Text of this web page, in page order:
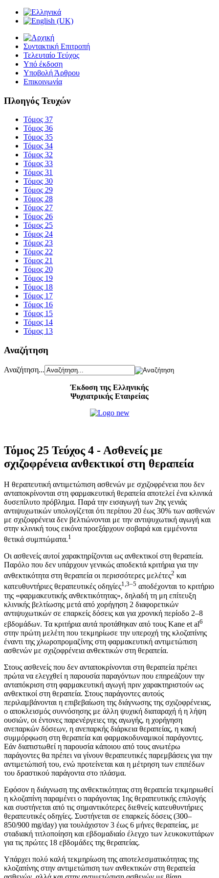
Συντακτική Επιτροπή
Τελευταίο Τεύχος
Υπό έκδοση
Υποβολή Άρθρου
Επικοινωνία
Πλοηγός Τευχών
Τόμος 37
Τόμος 36
Τόμος 35
Τόμος 34
Τόμος 32
Τόμος 33
Τόμος 31
Τόμος 30
Τόμος 29
Τόμος 28
Τόμος 27
Τόμος 26
Τόμος 25
Τόμος 24
Τόμος 23
Τόμος 22
Τόμος 21
Τόμος 20
Τόμος 19
Τόμος 18
Τόμος 17
Τόμος 16
Τόμος 15
Τόμος 14
Τόμος 13
Αναζήτηση
Αναζήτηση...
Έκδοση της Ελληνικής
Ψυχιατρικής Εταιρείας
Τόμος 25 Τεύχος 4 - Ασθενείς με
σχιζοφρένεια ανθεκτικοί στη θεραπεία
Η θεραπευτική αντιμετώπιση ασθενών με σχιζοφρένεια που δεν
ανταποκρίνονται στη φαρμακευτική θεραπεία αποτελεί ένα κλινικά
δυσεπίλυτο πρόβλημα. Παρά την εισαγωγή των 2ης γενιάς
αντιψυχωτικών υπολογίζεται ότι περίπου 20 έως 30% των ασθενών
με σχιζοφρένεια δεν βελτιώνονται με την αντιψυχωτική αγωγή και
στην κλινική τους εικόνα προεξάρχουν σοβαρά και εμμένοντα
θετικά συμπτώματα.1
Οι ασθενείς αυτοί χαρακτηρίζονται ως ανθεκτικοί στη θεραπεία.
Παρόλο που δεν υπάρχουν γενικώς αποδεκτά κριτήρια για την
ανθεκτικότητα στη θεραπεία οι περισσότερες μελέτες2 και
κατευθυντήριες θεραπευτικές οδηγίες1,3–5 αποδέχονται το κριτήριο
της «φαρμακευτικής ανθεκτικότητας», δηλαδή τη μη επίτευξη
κλινικής βελτίωσης μετά από χορήγηση 2 διαφορετικών
αντιψυχωτικών σε επαρκείς δόσεις και για χρονική περίοδο 2–8
εβδομάδων. Τα κριτήρια αυτά προτάθηκαν από τους Kane et al6
στην πρώτη μελέτη που τεκμηρίωσε την υπεροχή της κλοζαπίνης
έναντι της χλωροπρομαζίνης στη φαρμακευτική αντιμετώπιση
ασθενών με σχιζοφρένεια ανθεκτικών στη θεραπεία.
Στους ασθενείς που δεν ανταποκρίνονται στη θεραπεία πρέπει
πρώτα να ελεγχθεί η παρουσία παραγόντων που επηρεάζουν την
ανταπόκριση στη φαρμακευτική αγωγή πριν χαρακτηριστούν ως
ανθεκτικοί στη θεραπεία. Στους παράγοντες αυτούς
περιλαμβάνονται η επιβεβαίωση της διάγνωσης της σχιζοφρένειας,
ο αποκλεισμός συννόσησης με άλλη ψυχική διαταραχή ή η λήψη
ουσιών, οι έντονες παρενέργειες της αγωγής, η χορήγηση
ανεπαρκών δόσεων, η ανεπαρκής διάρκεια θεραπείας, η κακή
συμμόρφωση στη θεραπεία και φαρμακοδυναμικοί παράγοντες.
Εάν διαπιστωθεί η παρουσία κάποιου από τους ανωτέρω
παράγοντες θα πρέπει να γίνουν θεραπευτικές παρεμβάσεις για την
αντιμετώπισή του, ενώ προτείνεται και η μέτρηση των επιπέδων
του δραστικού παράγοντα στο πλάσμα.
Εφόσον η διάγνωση της ανθεκτικότητας στη θεραπεία τεκμηριωθεί
η κλοζαπίνη παραμένει ο παράγοντας 1ης θεραπευτικής επιλογής
και συστήνεται από τις σημαντικότερες διεθνείς κατευθυντήριες
θεραπευτικές οδηγίες. Συστήνεται σε επαρκείς δόσεις (300–
850/900 mg/day) για τουλάχιστον 3 έως 6 μήνες θεραπείας, με
σταδιακή τιτλοποίηση και εβδομαδιαίο έλεγχο των λευκοκυττάρων
για τις πρώτες 18 εβδομάδες της θεραπείας.
Υπάρχει πολύ καλή τεκμηρίωση της αποτελεσματικότητας της
κλοζαπίνης στην αντιμετώπιση των ανθεκτικών στη θεραπεία